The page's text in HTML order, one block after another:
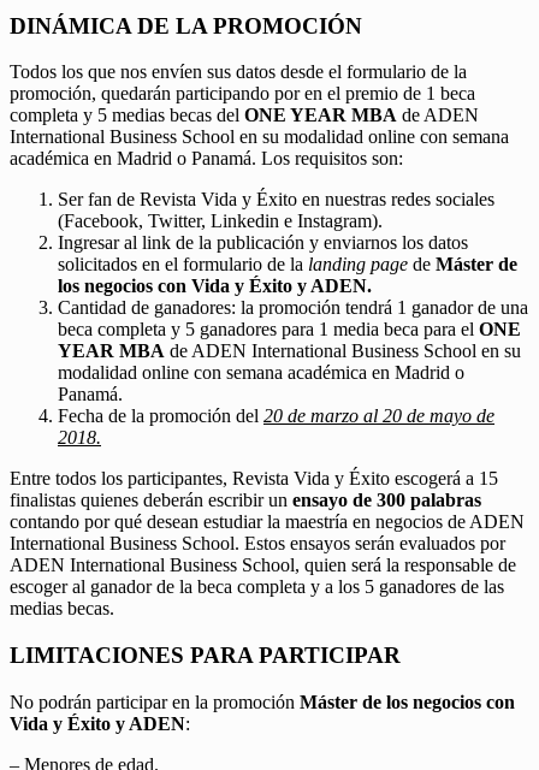
DINÁMICA DE LA PROMOCIÓN
Todos los que nos envíen sus datos desde el formulario de la
promoción, quedarán participando por en el premio de 1 beca
completa y 5 medias becas del ONE YEAR MBA de ADEN
International Business School en su modalidad online con semana
académica en Madrid o Panamá. Los requisitos son:
Ser fan de Revista Vida y Éxito en nuestras redes sociales
(Facebook, Twitter, Linkedin e Instagram).
Ingresar al link de la publicación y enviarnos los datos
solicitados en el formulario de la landing page de Máster de
los negocios con Vida y Éxito y ADEN.
Cantidad de ganadores: la promoción tendrá 1 ganador de una
beca completa y 5 ganadores para 1 media beca para el ONE
YEAR MBA de ADEN International Business School en su
modalidad online con semana académica en Madrid o
Panamá.
Fecha de la promoción del 20 de marzo al 20 de mayo de
2018.
Entre todos los participantes, Revista Vida y Éxito escogerá a 15
finalistas quienes deberán escribir un ensayo de 300 palabras
contando por qué desean estudiar la maestría en negocios de ADEN
International Business School. Estos ensayos serán evaluados por
ADEN International Business School, quien será la responsable de
escoger al ganador de la beca completa y a los 5 ganadores de las
medias becas.
LIMITACIONES PARA PARTICIPAR
No podrán participar en la promoción Máster de los negocios con
Vida y Éxito y ADEN:
– Menores de edad.